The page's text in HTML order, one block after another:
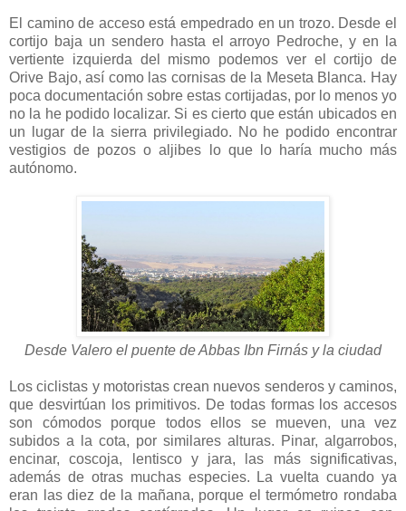
El camino de acceso está empedrado en un trozo. Desde el
cortijo baja un sendero hasta el arroyo Pedroche, y en la
vertiente izquierda del mismo podemos ver el cortijo de
Orive Bajo, así como las cornisas de la Meseta Blanca. Hay
poca documentación sobre estas cortijadas, por lo menos yo
no la he podido localizar. Si es cierto que están ubicados en
un lugar de la sierra privilegiado. No he podido encontrar
vestigios de pozos o aljibes lo que lo haría mucho más
autónomo.
Desde Valero el puente de Abbas Ibn Firnás y la ciudad
Los ciclistas y motoristas crean nuevos senderos y caminos,
que desvirtúan los primitivos. De todas formas los accesos
son cómodos porque todos ellos se mueven, una vez
subidos a la cota, por similares alturas. Pinar, algarrobos,
encinar, coscoja, lentisco y jara, las más significativas,
además de otras muchas especies. La vuelta cuando ya
eran las diez de la mañana, porque el termómetro rondaba